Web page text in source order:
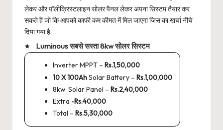
लेकर और पॉलीक्रिस्टलाइन सोलर पैनल लेकर अपना सिस्टम तैयार कर
सकते हैं जो कि आपको काफी कम कीमत में मिल जाएगा जिस का खर्चा नीचे
दिया गया है.
Luminous सबसे सस्ता 8kw सोलर सिस्टम
Inverter MPPT – Rs.1,50,000
10 X 100AhSolar Battery – Rs.1,00,000
8kw Solar Panel – Rs.2,40,000
Extra -Rs.40,000
Total – Rs.5,30,000